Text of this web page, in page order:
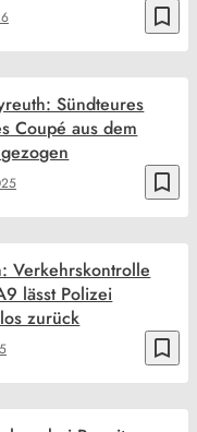
bookmark_border
bookmark_border
Sündteures
Coupé aus dem
bookmark_border
Verkehrskontrolle
lässt Polizei
zurück